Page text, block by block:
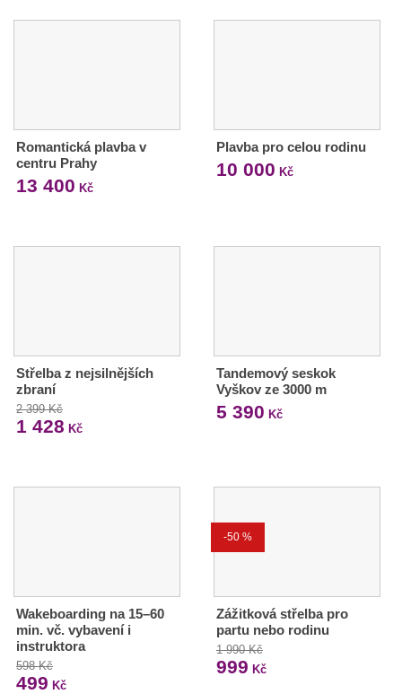
Romantická plavba v
centru Prahy
13 400 Kč
Plavba pro celou rodinu
10 000 Kč
Střelba z nejsilnějších
zbraní
2 399 Kč
1 428 Kč
Tandemový seskok
Vyškov ze 3000 m
5 390 Kč
Wakeboarding na 15–60
min. vč. vybavení i
instruktora
598 Kč
499 Kč
-50 %
Zážitková střelba pro
partu nebo rodinu
1 990 Kč
999 Kč